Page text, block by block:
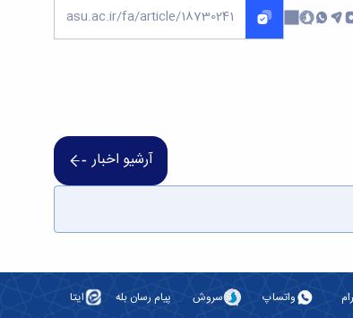
آرشیو اخبار
واتساپ سروش پیام رسان بله ایتا